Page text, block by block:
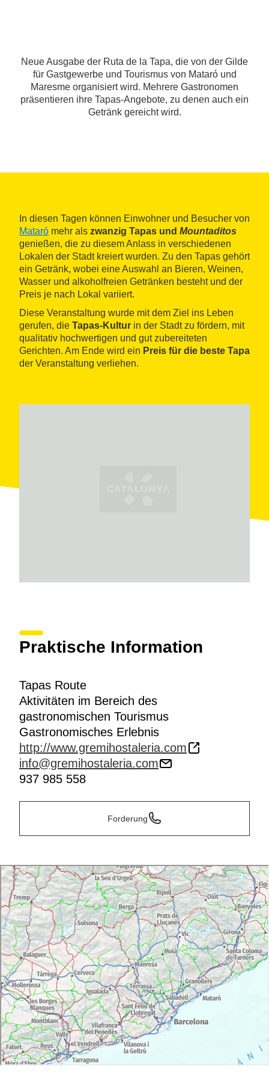
Neue Ausgabe der Ruta de la Tapa, die von der Gilde
für Gastgewerbe und Tourismus von Mataró und
Maresme organisiert wird. Mehrere Gastronomen
präsentieren ihre Tapas-Angebote, zu denen auch ein
Getränk gereicht wird.
In diesen Tagen können Einwohner und Besucher von
Mataró mehr als zwanzig Tapas und Mountaditos
genießen, die zu diesem Anlass in verschiedenen
Lokalen der Stadt kreiert wurden. Zu den Tapas gehört
ein Getränk, wobei eine Auswahl an Bieren, Weinen,
Wasser und alkoholfreien Getränken besteht und der
Preis je nach Lokal variiert.
Diese Veranstaltung wurde mit dem Ziel ins Leben
gerufen, die Tapas-Kultur in der Stadt zu fördern, mit
qualitativ hochwertigen und gut zubereiteten
Gerichten. Am Ende wird ein Preis für die beste Tapa
der Veranstaltung verliehen.
Praktische Information
Tapas Route
Aktivitäten im Bereich des
gastronomischen Tourismus
Gastronomisches Erlebnis
http://www.gremihostaleria.com
info@gremihostaleria.com
937 985 558
Forderung